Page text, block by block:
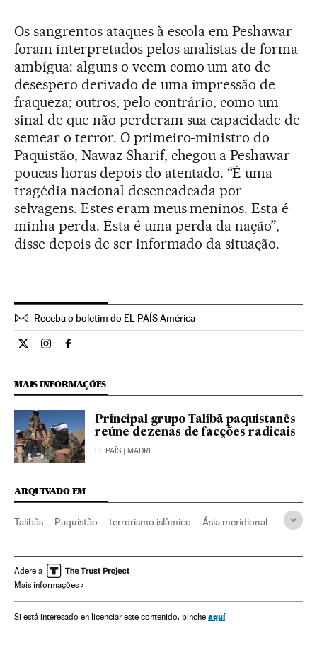
Os sangrentos ataques à escola em Peshawar
foram interpretados pelos analistas de forma
ambígua: alguns o veem como um ato de
desespero derivado de uma impressão de
fraqueza; outros, pelo contrário, como um
sinal de que não perderam sua capacidade de
semear o terror. O primeiro-ministro do
Paquistão, Nawaz Sharif, chegou a Peshawar
poucas horas depois do atentado. “É uma
tragédia nacional desencadeada por
selvagens. Estes eram meus meninos. Esta é
minha perda. Esta é uma perda da nação”,
disse depois de ser informado da situação.
Receba o boletim do EL PAÍS América
Internacional El País Brasil en Twitter
Internacional El País Brasil en Instagram
Internacional El País Brasil en Facebook
MAIS INFORMAÇÕES
Principal grupo Talibã paquistanês
reúne dezenas de facções radicais
EL PAÍS | MADRI
ARQUIVADO EM
Talibãs Paquistão terrorismo islâmico Ásia meridional
Minorias religiosas Minorias étnicas
Grupos sociais
Adere a
Mais informações
Si está interesado en licenciar este contenido, pinche aquí